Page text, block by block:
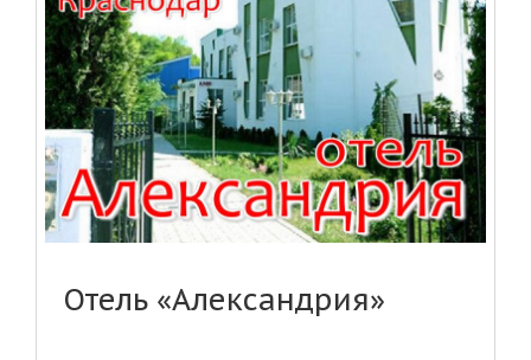
Отель «Александрия»